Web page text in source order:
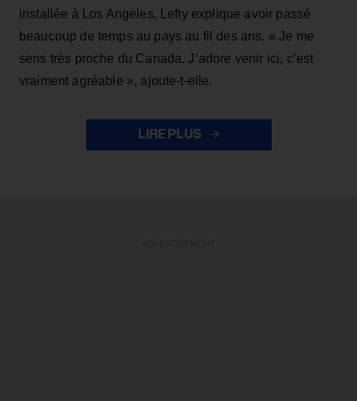
installée à Los Angeles, Lefty explique avoir passé
beaucoup de temps au pays au fil des ans. « Je me
sens très proche du Canada. J’adore venir ici, c’est
vraiment agréable », ajoute-t-elle.
LIRE PLUS